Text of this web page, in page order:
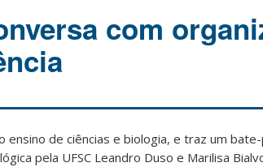
com
ensino de ciências e biologia, e traz um
pela UFSC Leandro Duso e Marilisa